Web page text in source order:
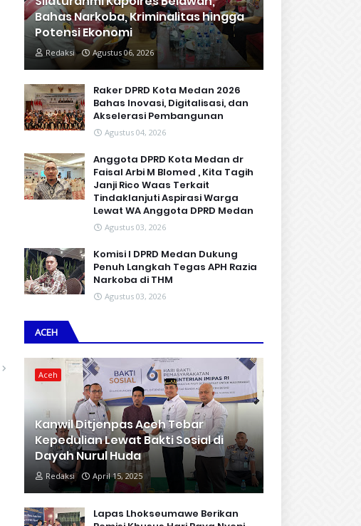
Bahas Narkoba, Kriminalitas hingga
Potensi Ekonomi
Redaksi Agustus 06, 2026
Raker DPRD Kota Medan 2026
Bahas Inovasi, Digitalisasi, dan
Akselerasi Pembangunan
Agustus 04, 2026
Anggota DPRD Kota Medan dr
Faisal Arbi M Blomed , Kita Tagih
Janji Rico Waas Terkait
Tindaklanjuti Aspirasi Warga
Lewat WA Anggota DPRD Medan
Agustus 03, 2026
Komisi I DPRD Medan Dukung
Penuh Langkah Tegas APH Razia
Narkoba di THM
Agustus 03, 2026
ACEH
Aceh
Kanwil Ditjenpas Aceh Tebar
Kepedulian Lewat Bakti Sosial di
Dayah Nurul Huda
Redaksi April 15, 2025
Lapas Lhokseumawe Berikan